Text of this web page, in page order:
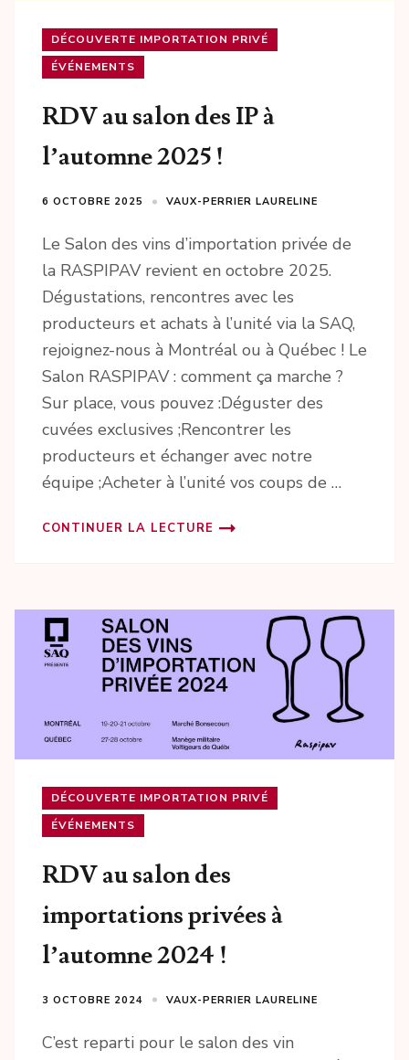
DÉCOUVERTE IMPORTATION PRIVÉ
ÉVÉNEMENTS
RDV au salon des IP à
l’automne 2025 !
6 OCTOBRE 2025 VAUX-PERRIER LAURELINE
Le Salon des vins d’importation privée de
la RASPIPAV revient en octobre 2025.
Dégustations, rencontres avec les
producteurs et achats à l’unité via la SAQ,
rejoignez-nous à Montréal ou à Québec ! Le
Salon RASPIPAV : comment ça marche ?
Sur place, vous pouvez :Déguster des
cuvées exclusives ;Rencontrer les
producteurs et échanger avec notre
équipe ;Acheter à l’unité vos coups de …
CONTINUER LA LECTURE
DÉCOUVERTE IMPORTATION PRIVÉ
ÉVÉNEMENTS
RDV au salon des
importations privées à
l’automne 2024 !
3 OCTOBRE 2024 VAUX-PERRIER LAURELINE
C’est reparti pour le salon des vin